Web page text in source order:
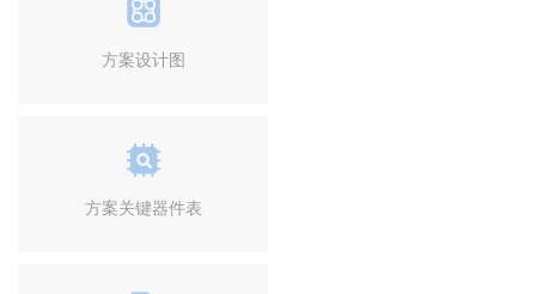
方案设计图
方案关键器件表